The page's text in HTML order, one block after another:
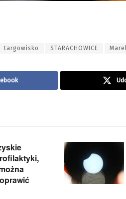
targowisko STARACHOWICE